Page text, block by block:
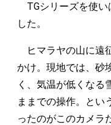
TGシリーズを使い
した。
ヒマラヤの山に遠
かけ。現地では、砂
く、気温が低くなる
ままでの操作。とい
ったのがこのカメラ